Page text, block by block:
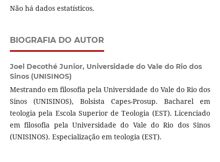
Não há dados estatísticos.
BIOGRAFIA DO AUTOR
Joel Decothé Junior, Universidade do Vale do Rio dos
Sinos (UNISINOS)
Mestrando em filosofia pela Universidade do Vale do Rio dos
Sinos (UNISINOS), Bolsista Capes-Prosup. Bacharel em
teologia pela Escola Superior de Teologia (EST). Licenciado
em filosofia pela Universidade do Vale do Rio dos Sinos
(UNISINOS). Especialização em teologia (EST).